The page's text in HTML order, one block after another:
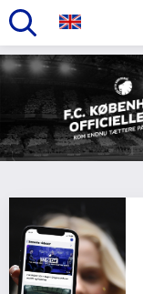
Gå
til
Primær
navigation